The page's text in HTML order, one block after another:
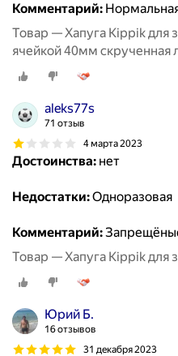
Комментарий:
Товар — Хапуга Kippik для
ячейкой 40мм скрученная
aleks77s
71 отзыв
4 марта 2023
Достоинства: нет
Недостатки:Одноразовая
Комментарий:
Товар — Хапуга Kippik для
Юрий Б.
16 отзывов
31 декабря 2023